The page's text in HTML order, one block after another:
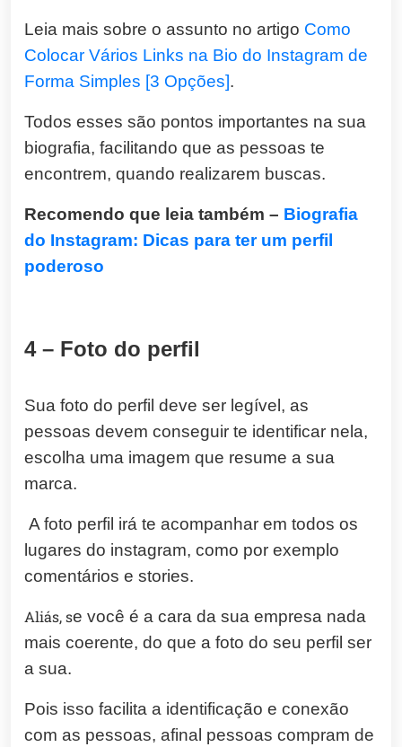
Leia mais sobre o assunto no artigo Como
Colocar Vários Links na Bio do Instagram de
Forma Simples [3 Opções].
Todos esses são pontos importantes na sua
biografia, facilitando que as pessoas te
encontrem, quando realizarem buscas.
Recomendo que leia também – Biografia
do Instagram: Dicas para ter um perfil
poderoso
4 – Foto do perfil
Sua foto do perfil deve ser legível, as
pessoas devem conseguir te identificar nela,
escolha uma imagem que resume a sua
marca.
A foto perfil irá te acompanhar em todos os
lugares do instagram, como por exemplo
comentários e stories.
Aliás, se você é a cara da sua empresa nada
mais coerente, do que a foto do seu perfil ser
a sua.
Pois isso facilita a identificação e conexão
com as pessoas, afinal pessoas compram de